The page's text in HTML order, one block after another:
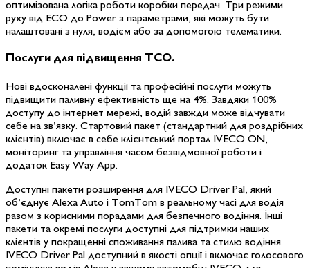
оптимізована логіка роботи коробки передач. Три режими
руху від ECO до Power з параметрами, які можуть бути
налаштовані з нуля, водієм або за допомогою телематики.
Послуги для підвищення TCO.
Нові вдосконалені функції та професійні послуги можуть
підвищити паливну ефективність ще на 4%. Завдяки 100%
доступу до інтернет мережі, водій завжди може відчувати
себе на зв’язку. Стартовий пакет (стандартний для роздрібних
клієнтів) включає в себе клієнтський портал IVECO ON,
моніторинг та управління часом безвідмовної роботи і
додаток Easy Way App.
Доступні пакети розширення для IVECO Driver Pal, який
об’єднує Alexa Auto і TomTom в реальному часі для водія
разом з корисними порадами для безпечного водіння. Інші
пакети та окремі послуги доступні для підтримки наших
клієнтів у покращенні споживання палива та стилю водіння.
IVECO Driver Pal доступний в якості опції і включає голосового